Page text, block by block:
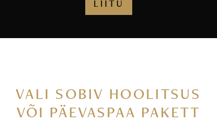
LIITU
VALI SOBIV HOOLITSUS
VÕI PÄEVASPAA PAKETT